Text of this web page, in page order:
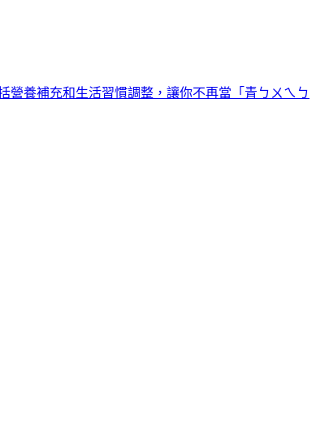
營養補充和生活習慣調整，讓你不再當「青ㄅㄨㄟㄅ